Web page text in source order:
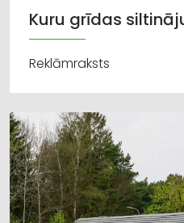
Kuru grīdas
Reklāmraksts